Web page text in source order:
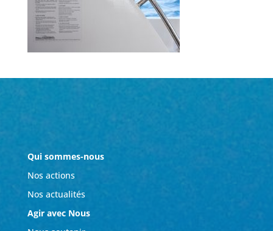
Qui sommes-nous
Nos actions
Nos actualités
Agir avec Nous